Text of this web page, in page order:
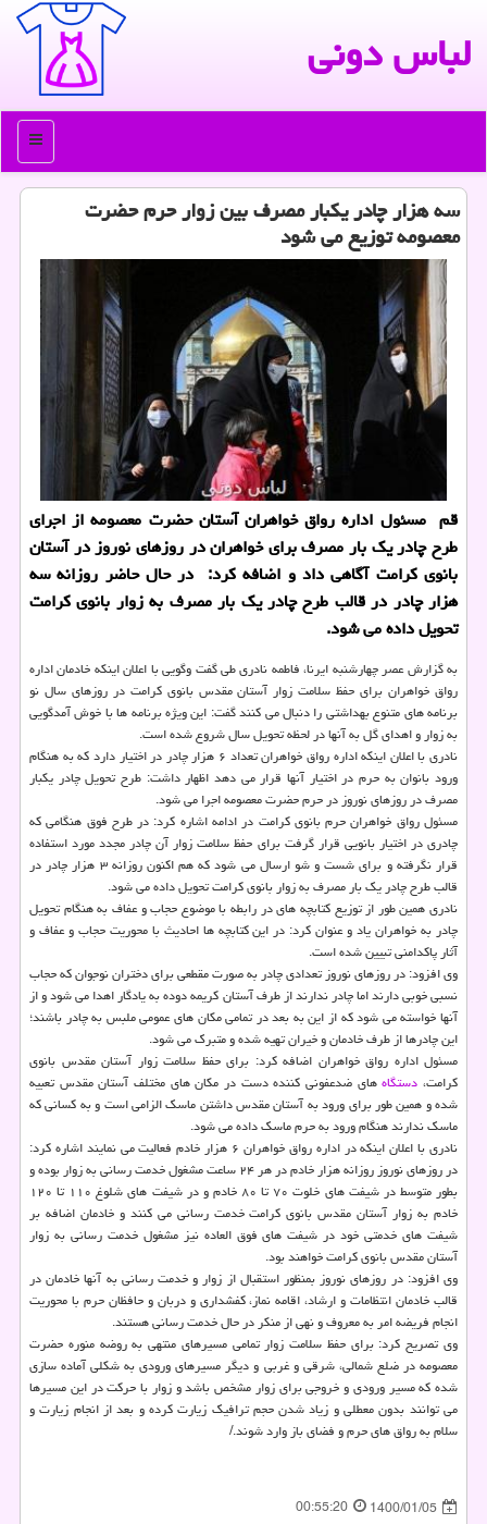
لباس دونی
منو
سه هزار چادر یكبار مصرف بین زوار حرم حضرت
معصومه توزیع می شود
قم مسئول اداره رواق خواهران آستان حضرت معصومه از اجرای
طرح چادر یک بار مصرف برای خواهران در روزهای نوروز در آستان
بانوی کرامت آگاهی داد و اضافه کرد: در حال حاضر روزانه سه
هزار چادر در قالب طرح چادر یک بار مصرف به زوار بانوی کرامت
تحویل داده می شود.
به گزارش عصر چهارشنبه ایرنا، فاطمه نادری طی گفت وگویی با اعلان اینکه خادمان اداره
رواق خواهران برای حفظ سلامت زوار آستان مقدس بانوی کرامت در روزهای سال نو
برنامه های متنوع بهداشتی را دنبال می کنند گفت: این ویژه برنامه ها با خوش آمدگویی
به زوار و اهدای گل به آنها در لحظه تحویل سال شروع شده است.
نادری با اعلان اینکه اداره رواق خواهران تعداد ۶ هزار چادر در اختیار دارد که به هنگام
ورود بانوان به حرم در اختیار آنها قرار می دهد اظهار داشت: طرح تحویل چادر یکبار
مصرف در روزهای نوروز در حرم حضرت معصومه اجرا می شود.
مسئول رواق خواهران حرم بانوی کرامت در ادامه اشاره کرد: در طرح فوق هنگامی که
چادری در اختیار بانویی قرار گرفت برای حفظ سلامت زوار آن چادر مجدد مورد استفاده
قرار نگرفته و برای شست و شو ارسال می شود که هم اکنون روزانه ۳ هزار چادر در
قالب طرح چادر یک بار مصرف به زوار بانوی کرامت تحویل داده می شود.
نادری همین طور از توزیع کتابچه های در رابطه با موضوع حجاب و عفاف به هنگام تحویل
چادر به خواهران یاد و عنوان کرد: در این کتابچه ها احادیث با محوریت حجاب و عفاف و
آثار پاکدامنی تبیین شده است.
وی افزود: در روزهای نوروز تعدادی چادر به صورت مقطعی برای دختران نوجوان که حجاب
نسبی خوبی دارند اما چادر ندارند از طرف آستان کریمه دوده به یادگار اهدا می شود و از
آنها خواسته می شود که از این به بعد در تمامی مکان های عمومی ملبس به چادر باشند؛
این چادرها از طرف خادمان و خیران تهیه شده و متبرک می شود.
مسئول اداره رواق خواهران اضافه کرد: برای حفظ سلامت زوار آستان مقدس بانوی
کرامت، دستگاههای ضدعفونی کننده دست در مکان های مختلف آستان مقدس تعبیه
شده و همین طور برای ورود به آستان مقدس داشتن ماسک الزامی است و به کسانی که
ماسک ندارند هنگام ورود به حرم ماسک داده می شود.
نادری با اعلان اینکه در اداره رواق خواهران ۶ هزار خادم فعالیت می نمایند اشاره کرد:
در روزهای نوروز روزانه هزار خادم در هر ۲۴ ساعت مشغول خدمت رسانی به زوار بوده و
بطور متوسط در شیفت های خلوت ۷۰ تا ۸۰ خادم و در شیفت های شلوغ ۱۱۰ تا ۱۲۰
خادم به زوار آستان مقدس بانوی کرامت خدمت رسانی می کنند و خادمان اضافه بر
شیفت های خدمتی خود در شیفت های فوق العاده نیز مشغول خدمت رسانی به زوار
آستان مقدس بانوی کرامت خواهند بود.
وی افزود: در روزهای نوروز بمنظور استقبال از زوار و خدمت رسانی به آنها خادمان در
قالب خادمان انتظامات و ارشاد، اقامه نماز، کفشداری و دربان و حافظان حرم با محوریت
انجام فریضه امر به معروف و نهی از منکر در حال خدمت رسانی هستند.
وی تصریح کرد: برای حفظ سلامت زوار تمامی مسیرهای منتهی به روضه منوره حضرت
معصومه در ضلع شمالی، شرقی و غربی و دیگر مسیرهای ورودی به شکلی آماده سازی
شده که مسیر ورودی و خروجی برای زوار مشخص باشد و زوار با حرکت در این مسیرها
می توانند بدون معطلی و زیاد شدن حجم ترافیک زیارت کرده و بعد از انجام زیارت و
سلام به رواق های حرم و فضای باز وارد شوند./
1400/01/05
00:55:20